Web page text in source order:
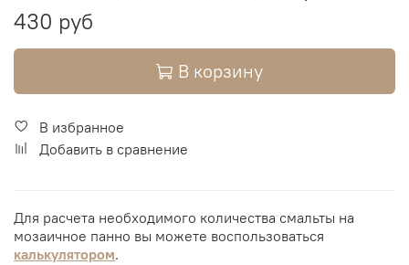
430 руб
В корзину
В избранное
Добавить в сравнение
Для расчета необходимого количества смальты на
мозаичное панно вы можете воспользоваться
калькулятором.